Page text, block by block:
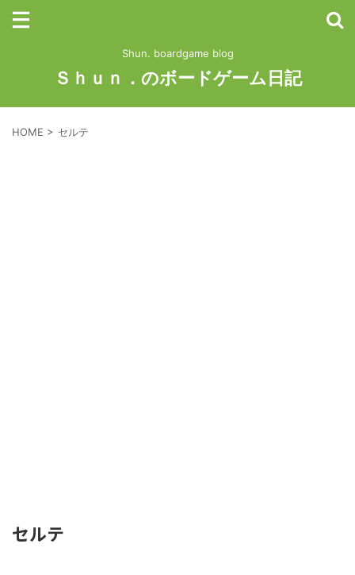
Shun. boardgame blog
Ｓｈｕｎ．のボードゲーム日記
HOME > セルテ
セルテ